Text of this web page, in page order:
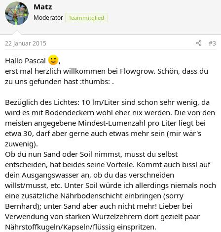
Matz
Moderator Teammitglied
22 Januar 2015 #3
Hallo Pascal
,
erst mal herzlich willkommen bei Flowgrow. Schön, dass du
zu uns gefunden hast :thumbs: .
Bezüglich des Lichtes: 10 lm/Liter sind schon sehr wenig, da
wird es mit Bodendeckern wohl eher nix werden. Die von den
meisten angegebene Mindest-Lumenzahl pro Liter liegt bei
etwa 30, darf aber gerne auch etwas mehr sein (mir wär's
zuwenig).
Ob du nun Sand oder Soil nimmst, musst du selbst
entscheiden, hat beides seine Vorteile. Kommt auch bissl auf
dein Ausgangswasser an, ob du das verschneiden
willst/musst, etc. Unter Soil würde ich allerdings niemals noch
eine zusätzliche Nährbodenschicht einbringen (sorry
Bernhard); unter Sand aber auch nicht mehr! Lieber bei
Verwendung von starken Wurzelzehrern dort gezielt paar
Nährstoffkugeln/Kapseln/flüssig einspritzen.